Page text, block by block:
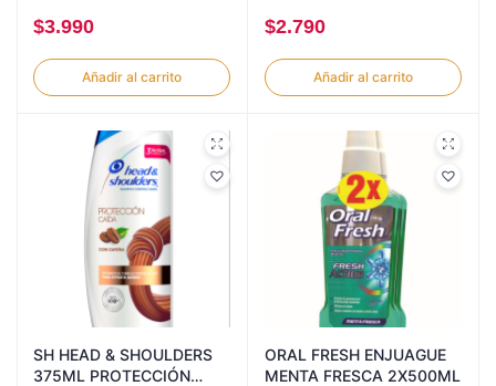
$3.990
Añadir al carrito
$2.790
Añadir al carrito
SH HEAD & SHOULDERS
375ML PROTECCIÓN
ORAL FRESH ENJUAGUE
MENTA FRESCA 2X500ML